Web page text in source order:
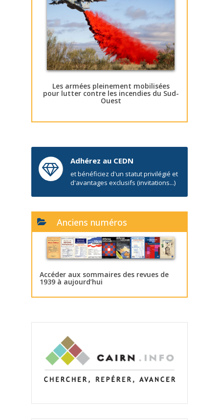
Les armées pleinement mobilisées
pour lutter contre les incendies du Sud-
Ouest
Adhérez au CEDN
et bénéficiez d'un statut privilégié et
d'avantages exclusifs (invitations...)
Anciens numéros
Accéder aux sommaires des revues de
1939 à aujourd’hui